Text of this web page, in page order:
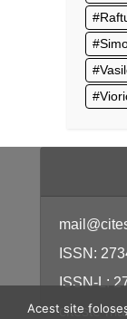
ISSN:
ISSN-L:
citeste-
Acest site